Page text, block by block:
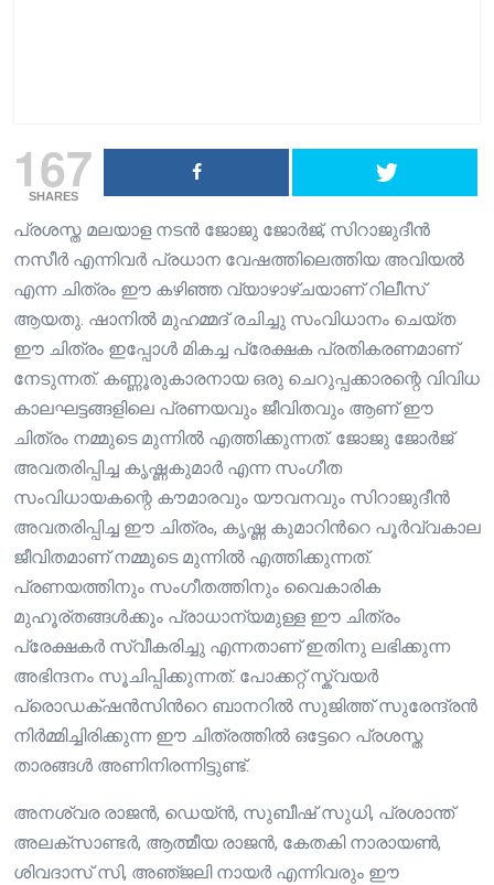
167
SHARES
പ്രശസ്ത മലയാള നടൻ ജോജു ജോർജ്, സിറാജുദീൻ
നസീർ എന്നിവർ പ്രധാന വേഷത്തിലെത്തിയ അവിയൽ
എന്ന ചിത്രം ഈ കഴിഞ്ഞ വ്യാഴാഴ്ചയാണ് റിലീസ്
ആയതു. ഷാനിൽ മുഹമ്മദ് രചിച്ചു സംവിധാനം ചെയ്ത
ഈ ചിത്രം ഇപ്പോൾ മികച്ച പ്രേക്ഷക പ്രതികരണമാണ്
നേടുന്നത്. കണ്ണൂരുകാരനായ ഒരു ചെറുപ്പക്കാരന്റെ വിവിധ
കാലഘട്ടങ്ങളിലെ പ്രണയവും ജീവിതവും ആണ് ഈ
ചിത്രം നമ്മുടെ മുന്നിൽ എത്തിക്കുന്നത്. ജോജു ജോർജ്
അവതരിപ്പിച്ച കൃഷ്ണകുമാർ എന്ന സംഗീത
സംവിധായകന്റെ കൗമാരവും യൗവനവും സിറാജുദീൻ
അവതരിപ്പിച്ച ഈ ചിത്രം, കൃഷ്ണ കുമാറിന്‍റെ പൂര്‍വ്വകാല
ജീവിതമാണ് നമ്മുടെ മുന്നിൽ എത്തിക്കുന്നത്.
പ്രണയത്തിനും സംഗീതത്തിനും വൈകാരിക
മുഹൂര്തങ്ങൾക്കും പ്രാധാന്യമുള്ള ഈ ചിത്രം
പ്രേക്ഷകർ സ്വീകരിച്ചു എന്നതാണ് ഇതിനു ലഭിക്കുന്ന
അഭിന്ദനം സൂചിപ്പിക്കുന്നത്. പോക്കറ്റ് സ്ക്വയർ
പ്രൊഡക്‌ഷൻസിന്‍റെ ബാനറിൽ സുജിത്ത് സുരേന്ദ്രൻ
നിർമ്മിച്ചിരിക്കുന്ന ഈ ചിത്രത്തിൽ ഒട്ടേറെ പ്രശസ്ത
താരങ്ങൾ അണിനിരന്നിട്ടുണ്ട്.
അനശ്വര രാജൻ, ഡെയ്‍ൻ, സുബീഷ് സുധി, പ്രശാന്ത്
അലക്സാണ്ടര്‍, ആത്മീയ രാജൻ, കേതകി നാരായണ്‍,
ശിവദാസ് സി, അഞ്‍ജലി നായര്‍ എന്നിവരും ഈ